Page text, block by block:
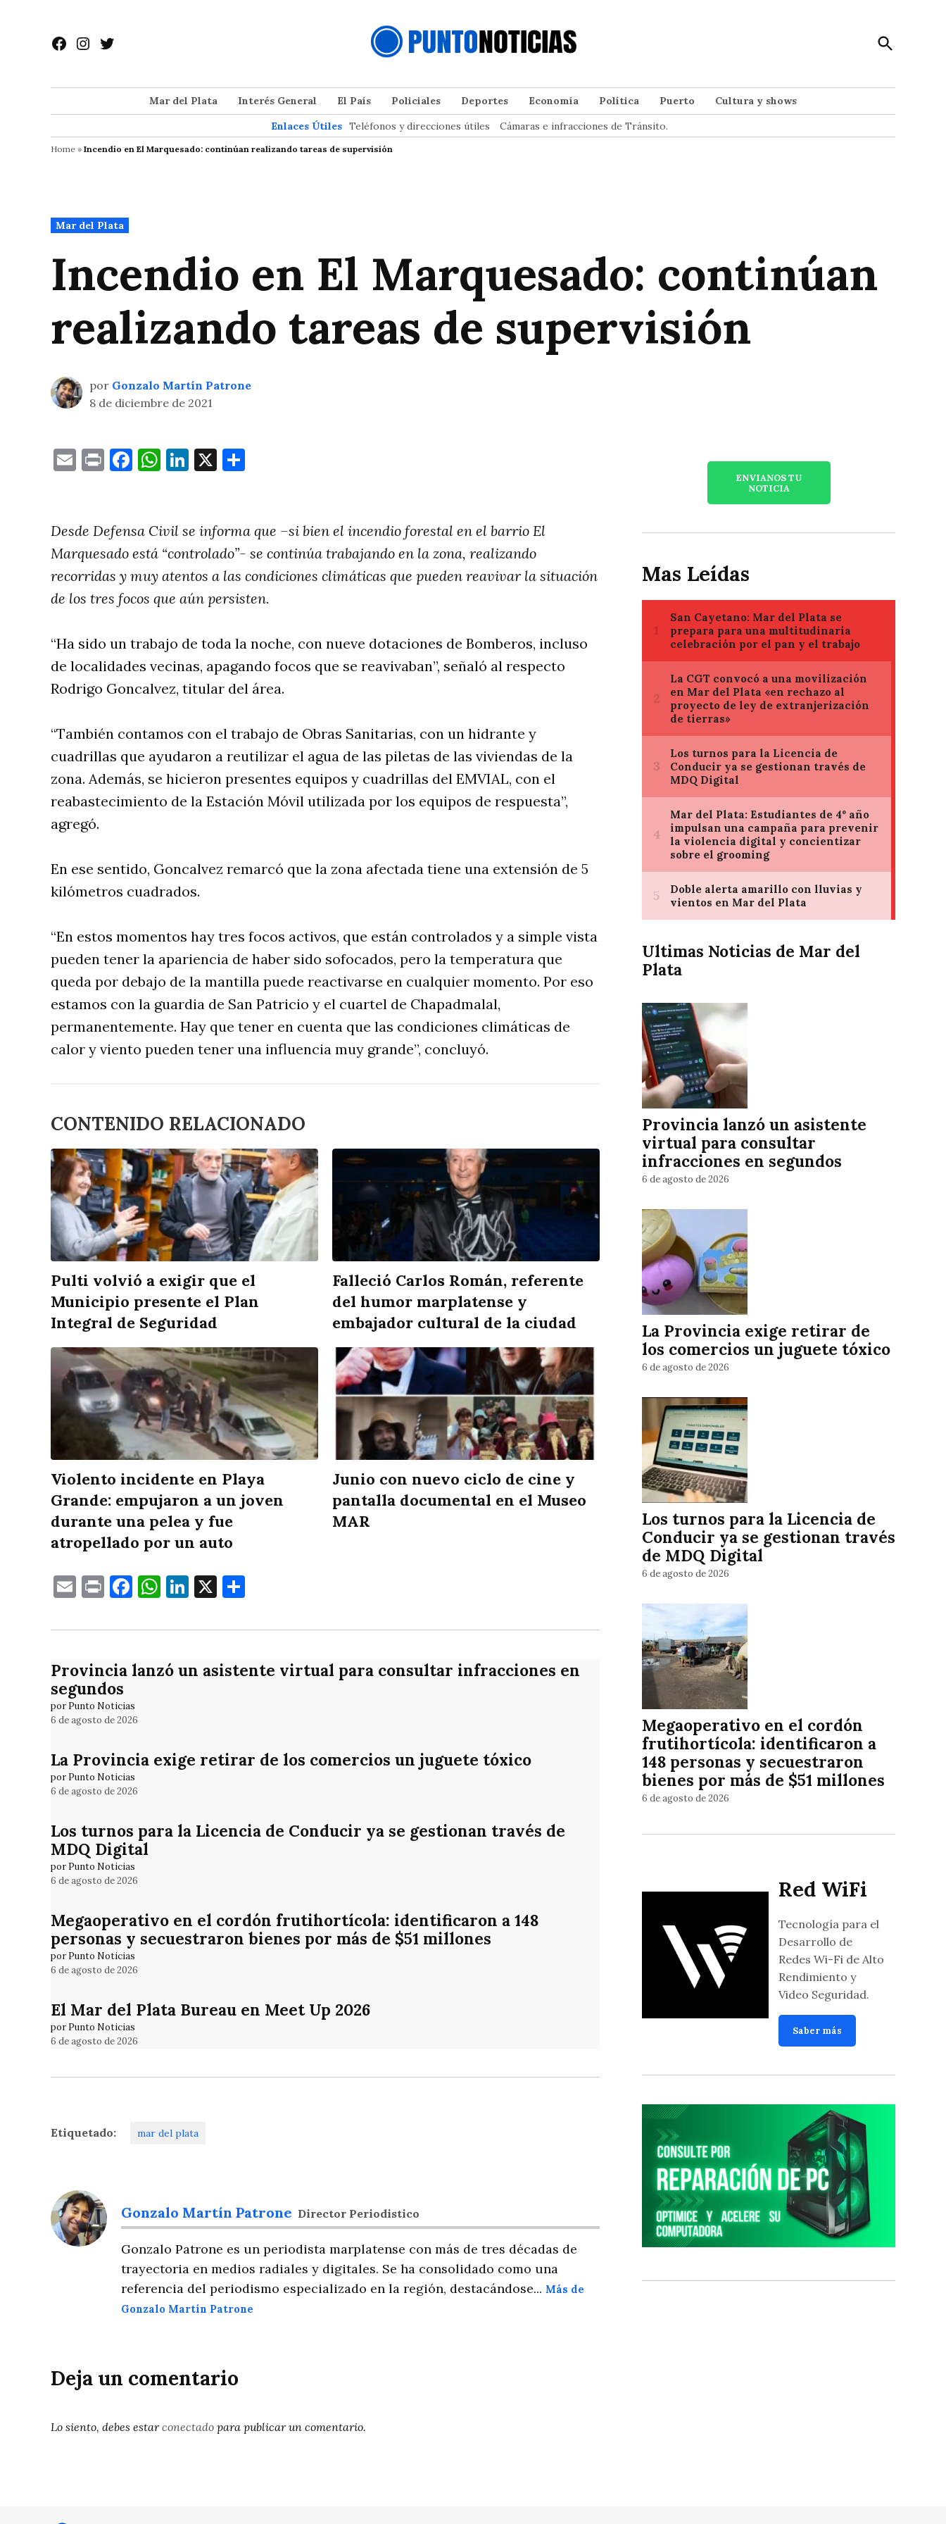
contenido
Facebook
Instagram
Twitter
Open
Search
Mar del Plata Interés General El País Policiales Deportes Economía Política Puerto
Cultura y shows
Enlaces Útiles Teléfonos y direcciones útiles Cámaras e infracciones de Tránsito.
Home » Incendio en El Marquesado: continúan realizando tareas de supervisión
Publicado
en
Mar del Plata
Incendio en El Marquesado: continúan
realizando tareas de supervisión
por Gonzalo Martín Patrone
8 de diciembre de 2021
EmailPrintFacebook
WhatsApp
LinkedIn
X
Desde Defensa Civil se informa que –si bien el incendio forestal en el barrio El
Marquesado está “controlado”- se continúa trabajando en la zona, realizando
recorridas y muy atentos a las condiciones climáticas que pueden reavivar la situación
de los tres focos que aún persisten.
“Ha sido un trabajo de toda la noche, con nueve dotaciones de Bomberos, incluso
de localidades vecinas, apagando focos que se reavivaban”, señaló al respecto
Rodrigo Goncalvez, titular del área.
“También contamos con el trabajo de Obras Sanitarias, con un hidrante y
cuadrillas que ayudaron a reutilizar el agua de las piletas de las viviendas de la
zona. Además, se hicieron presentes equipos y cuadrillas del EMVIAL, con el
reabastecimiento de la Estación Móvil utilizada por los equipos de respuesta”,
agregó.
En ese sentido, Goncalvez remarcó que la zona afectada tiene una extensión de 5
kilómetros cuadrados.
“En estos momentos hay tres focos activos, que están controlados y a simple vista
pueden tener la apariencia de haber sido sofocados, pero la temperatura que
queda por debajo de la mantilla puede reactivarse en cualquier momento. Por eso
estamos con la guardia de San Patricio y el cuartel de Chapadmalal,
permanentemente. Hay que tener en cuenta que las condiciones climáticas de
calor y viento pueden tener una influencia muy grande”, concluyó.
CONTENIDO RELACIONADO
Pulti volvió a exigir que el
Municipio presente el Plan
Integral de Seguridad
Falleció Carlos Román, referente
del humor marplatense y
embajador cultural de la ciudad
Violento incidente en Playa
Grande: empujaron a un joven
durante una pelea y fue
atropellado por un auto
Junio con nuevo ciclo de cine y
pantalla documental en el Museo
MAR
EmailPrintFacebook
WhatsApp
LinkedIn
X
Provincia lanzó un asistente virtual para consultar infracciones en
segundos
por Punto Noticias
6 de agosto de 2026
La Provincia exige retirar de los comercios un juguete tóxico
por Punto Noticias
6 de agosto de 2026
Los turnos para la Licencia de Conducir ya se gestionan través de
MDQ Digital
por Punto Noticias
6 de agosto de 2026
Megaoperativo en el cordón frutihortícola: identificaron a 148
personas y secuestraron bienes por más de $51 millones
por Punto Noticias
6 de agosto de 2026
El Mar del Plata Bureau en Meet Up 2026
por Punto Noticias
6 de agosto de 2026
Etiquetado: mar del plata
Gonzalo Martín Patrone Director Periodistico
Gonzalo Patrone es un periodista marplatense con más de tres décadas de
trayectoria en medios radiales y digitales. Se ha consolidado como una
referencia del periodismo especializado en la región, destacándose... Más de
Gonzalo Martín Patrone
Deja un comentario
Lo siento, debes estarconectado para publicar un comentario.
ENVIANOS TU
NOTICIA
Mas Leídas
Ultimas Noticias de Mar del
Plata
Provincia lanzó un asistente
virtual para consultar
infracciones en segundos
6 de agosto de 2026
La Provincia exige retirar de
los comercios un juguete tóxico
6 de agosto de 2026
Los turnos para la Licencia de
Conducir ya se gestionan través
de MDQ Digital
6 de agosto de 2026
Megaoperativo en el cordón
frutihortícola: identificaron a
148 personas y secuestraron
bienes por más de $51 millones
6 de agosto de 2026
Red WiFi
Tecnología para el
Desarrollo de
Redes Wi-Fi de Alto
Rendimiento y
Video Seguridad.
Saber más